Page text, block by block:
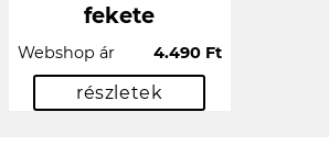
fekete
Webshop ár 4.490 Ft
részletek